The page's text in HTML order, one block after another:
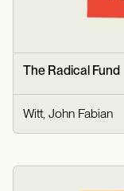
The Radical Fund
Witt, John Fabian